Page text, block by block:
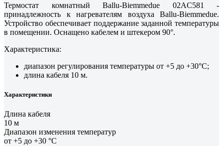
Термостат комнатный Ballu-Biemmedue 02AC581 -
принадлежность к нагревателям воздуха Ballu-Biemmeduе.
Устройство обеспечивает поддержание заданной температуры
в помещении. Оснащено кабелем и штекером 90°.
Характеристика:
диапазон регулирования температуры от +5 до +30°С;
длина кабеля 10 м.
Характеристики
Длина кабеля
10 м
Диапазон изменения температур
от +5 до +30 °С